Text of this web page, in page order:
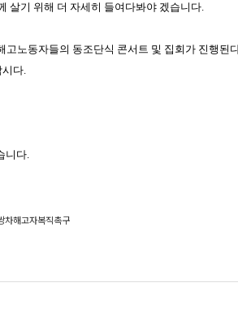
살기 위해 더 자세히 들여다봐야 겠습니다.
노동자들의 동조단식 콘서트 및 집회가 진행된
시다.
니다.
차해고자복직촉구